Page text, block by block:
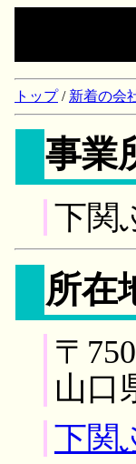
トップ/ 新着の会
事業
下関
所在
〒
山口
下関